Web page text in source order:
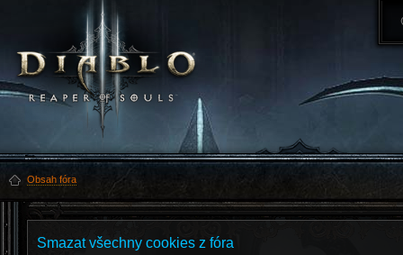
Obsah fóra
Smazat všechny cookies z fóra